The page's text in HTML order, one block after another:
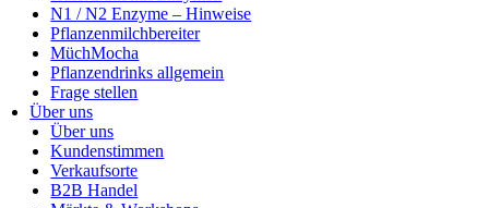
N1 / N2 Enzyme – Hinweise
Pflanzenmilchbereiter
MüchMocha
Pflanzendrinks allgemein
Frage stellen
Über uns
Über uns
Kundenstimmen
Verkaufsorte
B2B Handel